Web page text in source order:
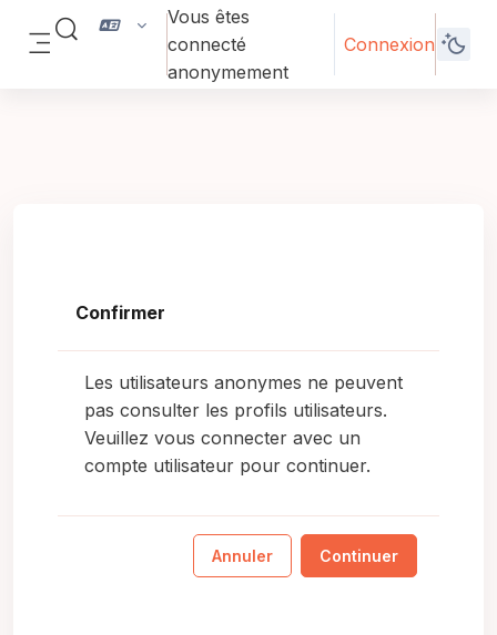
Passer au contenu principal
Panneau latéral
Activer/désactiver la saisie de recherche
Vous êtes
connecté
anonymement
Connexion
Confirmer
Les utilisateurs anonymes ne peuvent
pas consulter les profils utilisateurs.
Veuillez vous connecter avec un
compte utilisateur pour continuer.
Annuler Continuer